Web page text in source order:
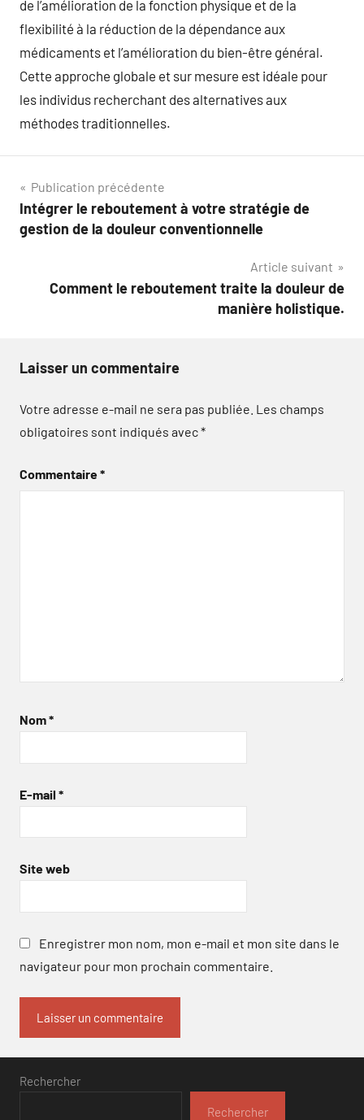
de l’amélioration de la fonction physique et de la
flexibilité à la réduction de la dépendance aux
médicaments et l’amélioration du bien-être général.
Cette approche globale et sur mesure est idéale pour
les individus recherchant des alternatives aux
méthodes traditionnelles.
Navigation
de
Publication précédente
Intégrer le reboutement à votre stratégie de
gestion de la douleur conventionnelle
Article suivant
Comment le reboutement traite la douleur de
manière holistique.
Laisser un commentaire
Votre adresse e-mail ne sera pas publiée. Les champs
obligatoires sont indiqués avec*
Commentaire*
Nom*
E-mail *
Site web
Enregistrer mon nom, mon e-mail et mon site dans le
navigateur pour mon prochain commentaire.
Rechercher
Rechercher